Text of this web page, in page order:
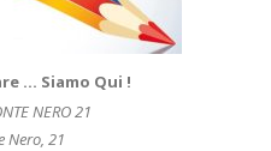
… Siamo Qui !
NERO 21
Nero, 21